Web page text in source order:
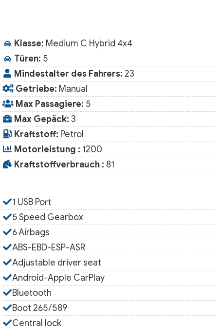
Klasse: Medium C Hybrid 4x4
Türen: 5
Mindestalter des Fahrers: 23
Getriebe: Manual
Max Passagiere: 5
Max Gepäck: 3
Kraftstoff: Petrol
Motorleistung : 1200
Kraftstoffverbrauch : 81
1 USB Port
5 Speed Gearbox
6 Airbags
ABS-EBD-ESP-ASR
Adjustable driver seat
Android-Apple CarPlay
Bluetooth
Boot 265/589
Central lock